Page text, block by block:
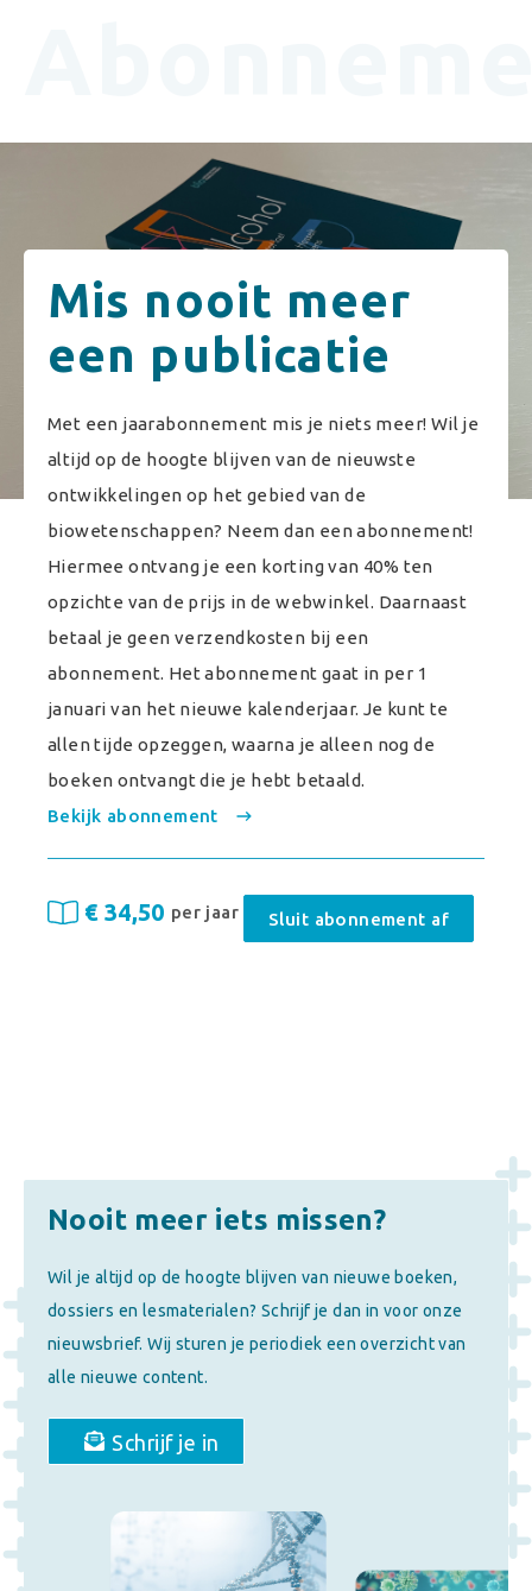
Mis nooit meer
een publicatie
Met een jaarabonnement mis je niets meer! Wil je
altijd op de hoogte blijven van de nieuwste
ontwikkelingen op het gebied van de
biowetenschappen? Neem dan een abonnement!
Hiermee ontvang je een korting van 40% ten
opzichte van de prijs in de webwinkel. Daarnaast
betaal je geen verzendkosten bij een
abonnement. Het abonnement gaat in per 1
januari van het nieuwe kalenderjaar. Je kunt te
allen tijde opzeggen, waarna je alleen nog de
boeken ontvangt die je hebt betaald.
Bekijk abonnement
€ 34,50 per jaar Sluit abonnement af
Nooit meer iets missen?
Wil je altijd op de hoogte blijven van nieuwe boeken,
dossiers en lesmaterialen? Schrijf je dan in voor onze
nieuwsbrief. Wij sturen je periodiek een overzicht van
alle nieuwe content.
Schrijf je in